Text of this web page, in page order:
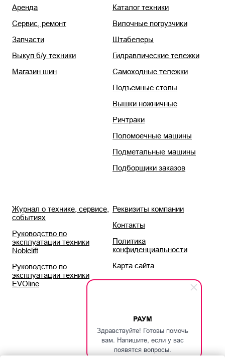
РАУМ
Здравствуйте! Готовы помочь
вам. Напишите, если у вас
появятся вопросы.
Аренда
Сервис, ремонт
Запчасти
Выкуп б/у техники
Магазин шин
Каталог техники
Вилочные погрузчики
Штабелеры
Гидравлические тележки
Самоходные тележки
Подъемные столы
Вышки ножничные
Ричтраки
Поломоечные машины
Подметальные машины
Подборщики заказов
Журнал о технике, сервисе,
событиях
Руководство по
эксплуатации техники
Noblelift
Руководство по
эксплуатации техники
EVOline
Реквизиты компании
Контакты
Политика
конфиденциальности
Карта сайта